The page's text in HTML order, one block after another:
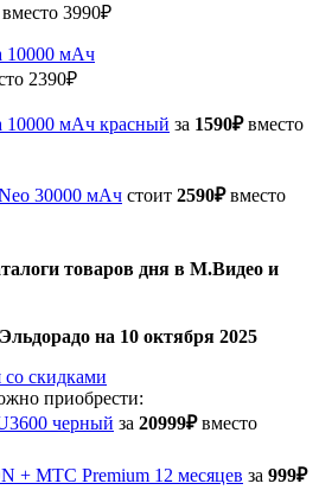
3990₽
10000 мАч
2390₽
10000 мАч красный за 1590₽вместо
30000 мАч стоит 2590₽вместо
товаров дня в М.Видео и
на 10 октября 2025
скидками
приобрести:
черный за 20999₽вместо
+ МТС Premium 12 месяцев за 999₽